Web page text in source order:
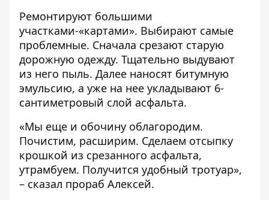
Ремонтируют большими
участками-«картами». Выбирают самые
проблемные. Сначала срезают старую
дорожную одежду. Тщательно выдувают
из него пыль. Далее наносят битумную
эмульсию, а уже на нее укладывают 6-
сантиметровый слой асфальта.
«Мы еще и обочину облагородим.
Почистим, расширим. Сделаем отсыпку
крошкой из срезанного асфальта,
утрамбуем. Получится удобный тротуар»,
– сказал прораб Алексей.